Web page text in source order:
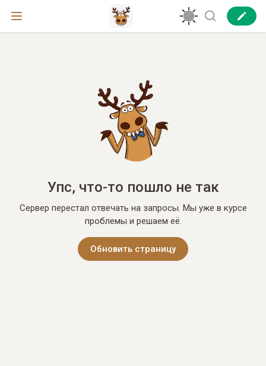
Упс, что-то пошло не так
Сервер перестал отвечать на запросы. Мы уже в курсе
проблемы и решаем её.
Обновить страницу